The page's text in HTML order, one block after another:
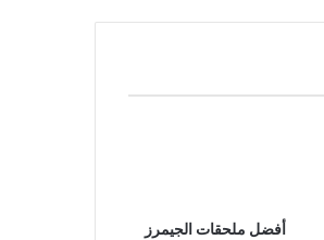
u
ت
ا
k
k
س
أفضل ملحقات الجيمرز